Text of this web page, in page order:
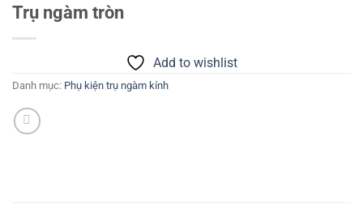
Trụ ngàm tròn
Add to wishlist
Danh mục: Phụ kiện trụ ngàm kính